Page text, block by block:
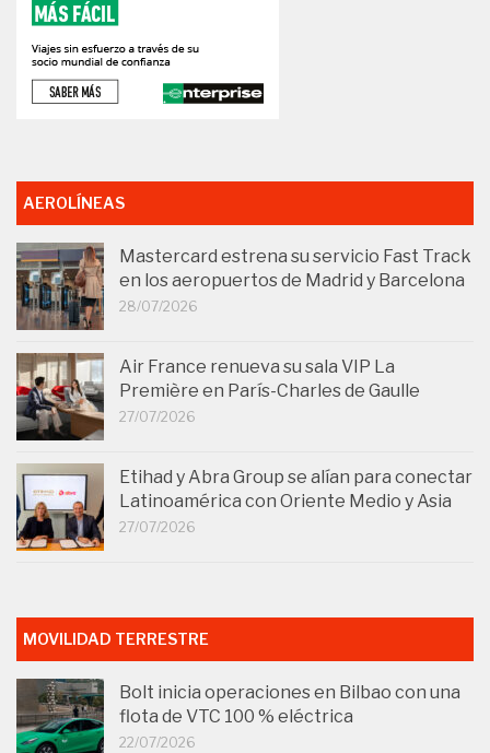
AEROLÍNEAS
Mastercard estrena su servicio Fast Track
en los aeropuertos de Madrid y Barcelona
28/07/2026
Air France renueva su sala VIP La
Première en París-Charles de Gaulle
27/07/2026
Etihad y Abra Group se alían para conectar
Latinoamérica con Oriente Medio y Asia
27/07/2026
MOVILIDAD TERRESTRE
Bolt inicia operaciones en Bilbao con una
flota de VTC 100 % eléctrica
22/07/2026